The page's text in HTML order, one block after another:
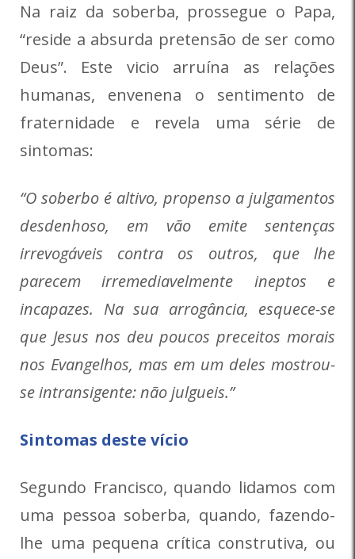
Na raiz da soberba, prossegue o Papa,
“reside a absurda pretensão de ser como
Deus”. Este vicio arruína as relações
humanas, envenena o sentimento de
fraternidade e revela uma série de
sintomas:
“O soberbo é altivo, propenso a julgamentos
desdenhoso, em vão emite sentenças
irrevogáveis ​​contra os outros, que lhe
parecem irremediavelmente ineptos e
incapazes. Na sua arrogância, esquece-se
que Jesus nos deu poucos preceitos morais
nos Evangelhos, mas em um deles mostrou-
se intransigente: não julgueis.”
Sintomas deste vício
Segundo Francisco, quando lidamos com
uma pessoa soberba, quando, fazendo-
lhe uma pequena crítica construtiva, ou